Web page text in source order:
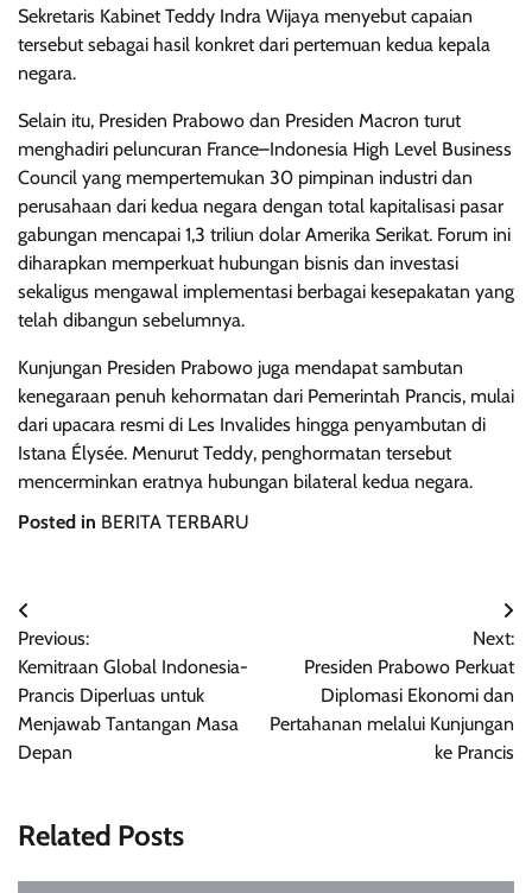
Sekretaris Kabinet Teddy Indra Wijaya menyebut capaian
tersebut sebagai hasil konkret dari pertemuan kedua kepala
negara.
Selain itu, Presiden Prabowo dan Presiden Macron turut
menghadiri peluncuran France–Indonesia High Level Business
Council yang mempertemukan 30 pimpinan industri dan
perusahaan dari kedua negara dengan total kapitalisasi pasar
gabungan mencapai 1,3 triliun dolar Amerika Serikat. Forum ini
diharapkan memperkuat hubungan bisnis dan investasi
sekaligus mengawal implementasi berbagai kesepakatan yang
telah dibangun sebelumnya.
Kunjungan Presiden Prabowo juga mendapat sambutan
kenegaraan penuh kehormatan dari Pemerintah Prancis, mulai
dari upacara resmi di Les Invalides hingga penyambutan di
Istana Élysée. Menurut Teddy, penghormatan tersebut
mencerminkan eratnya hubungan bilateral kedua negara.
Posted in BERITA TERBARU
Post
navigation
Previous:
Kemitraan Global Indonesia-
Prancis Diperluas untuk
Menjawab Tantangan Masa
Depan
Next:
Presiden Prabowo Perkuat
Diplomasi Ekonomi dan
Pertahanan melalui Kunjungan
ke Prancis
Related Posts